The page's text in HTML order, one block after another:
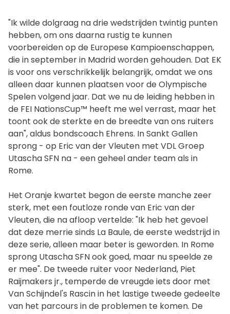
"Ik wilde dolgraag na drie wedstrijden twintig punten
hebben, om ons daarna rustig te kunnen
voorbereiden op de Europese Kampioenschappen,
die in september in Madrid worden gehouden. Dat EK
is voor ons verschrikkelijk belangrijk, omdat we ons
alleen daar kunnen plaatsen voor de Olympische
Spelen volgend jaar. Dat we nu de leiding hebben in
de FEI NationsCup™ heeft me wel verrast, maar het
toont ook de sterkte en de breedte van ons ruiters
aan", aldus bondscoach Ehrens. In Sankt Gallen
sprong - op Eric van der Vleuten met VDL Groep
Utascha SFN na - een geheel ander team als in
Rome.
Het Oranje kwartet begon de eerste manche zeer
sterk, met een foutloze ronde van Eric van der
Vleuten, die na afloop vertelde: "Ik heb het gevoel
dat deze merrie sinds La Baule, de eerste wedstrijd in
deze serie, alleen maar beter is geworden. In Rome
sprong Utascha SFN ook goed, maar nu speelde ze
er mee". De tweede ruiter voor Nederland, Piet
Raijmakers jr., temperde de vreugde iets door met
Van Schijndel's Rascin in het lastige tweede gedeelte
van het parcours in de problemen te komen. De